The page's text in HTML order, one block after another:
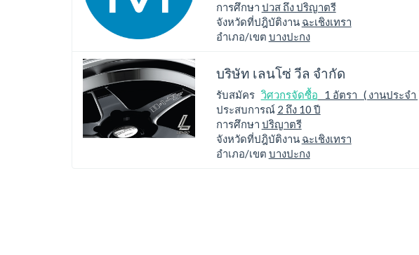
การศึกษา ปวส ถึง ปริญาตรี
จังหวัดที่ปฎิบัติงาน ฉะเชิงเทรา
อำเภอ/เขต บางปะกง
บริษัท เลนโซ่ วีล จำกัด
รับสมัคร วิศวกรจัดซื้อ 1 อัตรา ( งานประจำ
ประสบการณ์ 2 ถึง 10 ปี
การศึกษา ปริญาตรี
จังหวัดที่ปฎิบัติงาน ฉะเชิงเทรา
อำเภอ/เขต บางปะกง